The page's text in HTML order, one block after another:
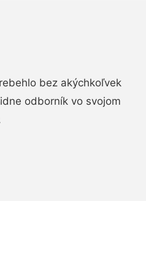
bez akýchkoľvek
odborník vo svojom